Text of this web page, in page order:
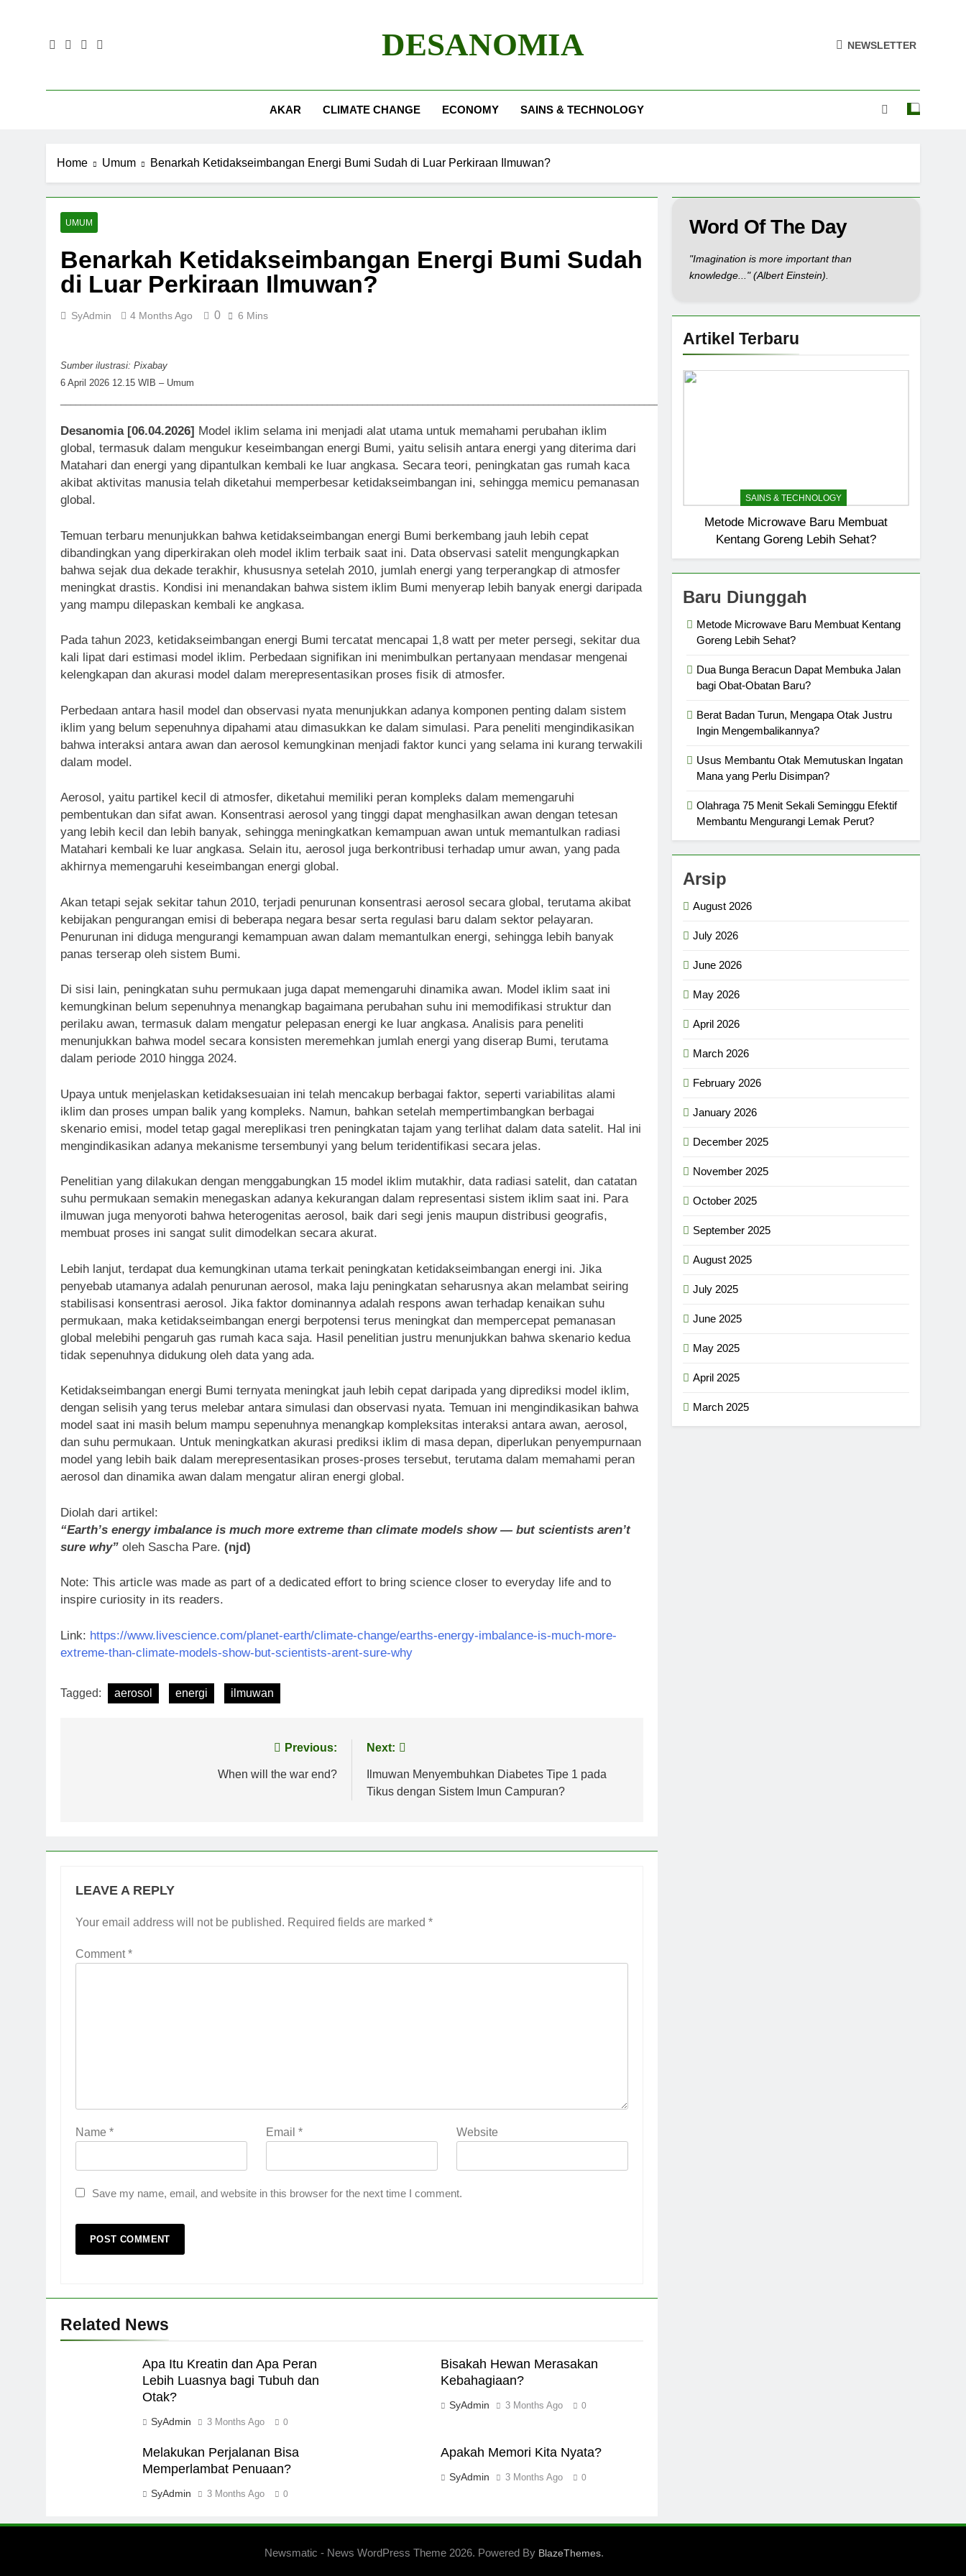
DESANOMIA NEWSLETTER
AKAR CLIMATE CHANGE ECONOMY SAINS & TECHNOLOGY
Home Umum Benarkah Ketidakseimbangan Energi Bumi Sudah di Luar Perkiraan Ilmuwan?
UMUM
Benarkah Ketidakseimbangan Energi Bumi Sudah
di Luar Perkiraan Ilmuwan?
SyAdmin 4 Months Ago 0 6 Mins
Sumber ilustrasi: Pixabay
6 April 2026 12.15 WIB – Umum
Desanomia [06.04.2026] Model iklim selama ini menjadi alat utama untuk memahami perubahan iklim
global, termasuk dalam mengukur keseimbangan energi Bumi, yaitu selisih antara energi yang diterima dari
Matahari dan energi yang dipantulkan kembali ke luar angkasa. Secara teori, peningkatan gas rumah kaca
akibat aktivitas manusia telah diketahui memperbesar ketidakseimbangan ini, sehingga memicu pemanasan
global.
Temuan terbaru menunjukkan bahwa ketidakseimbangan energi Bumi berkembang jauh lebih cepat
dibandingkan yang diperkirakan oleh model iklim terbaik saat ini. Data observasi satelit mengungkapkan
bahwa sejak dua dekade terakhir, khususnya setelah 2010, jumlah energi yang terperangkap di atmosfer
meningkat drastis. Kondisi ini menandakan bahwa sistem iklim Bumi menyerap lebih banyak energi daripada
yang mampu dilepaskan kembali ke angkasa.
Pada tahun 2023, ketidakseimbangan energi Bumi tercatat mencapai 1,8 watt per meter persegi, sekitar dua
kali lipat dari estimasi model iklim. Perbedaan signifikan ini menimbulkan pertanyaan mendasar mengenai
kelengkapan dan akurasi model dalam merepresentasikan proses fisik di atmosfer.
Perbedaan antara hasil model dan observasi nyata menunjukkan adanya komponen penting dalam sistem
iklim yang belum sepenuhnya dipahami atau dimasukkan ke dalam simulasi. Para peneliti mengindikasikan
bahwa interaksi antara awan dan aerosol kemungkinan menjadi faktor kunci yang selama ini kurang terwakili
dalam model.
Aerosol, yaitu partikel kecil di atmosfer, diketahui memiliki peran kompleks dalam memengaruhi
pembentukan dan sifat awan. Konsentrasi aerosol yang tinggi dapat menghasilkan awan dengan tetesan
yang lebih kecil dan lebih banyak, sehingga meningkatkan kemampuan awan untuk memantulkan radiasi
Matahari kembali ke luar angkasa. Selain itu, aerosol juga berkontribusi terhadap umur awan, yang pada
akhirnya memengaruhi keseimbangan energi global.
Akan tetapi sejak sekitar tahun 2010, terjadi penurunan konsentrasi aerosol secara global, terutama akibat
kebijakan pengurangan emisi di beberapa negara besar serta regulasi baru dalam sektor pelayaran.
Penurunan ini diduga mengurangi kemampuan awan dalam memantulkan energi, sehingga lebih banyak
panas terserap oleh sistem Bumi.
Di sisi lain, peningkatan suhu permukaan juga dapat memengaruhi dinamika awan. Model iklim saat ini
kemungkinan belum sepenuhnya menangkap bagaimana perubahan suhu ini memodifikasi struktur dan
perilaku awan, termasuk dalam mengatur pelepasan energi ke luar angkasa. Analisis para peneliti
menunjukkan bahwa model secara konsisten meremehkan jumlah energi yang diserap Bumi, terutama
dalam periode 2010 hingga 2024.
Upaya untuk menjelaskan ketidaksesuaian ini telah mencakup berbagai faktor, seperti variabilitas alami
iklim dan proses umpan balik yang kompleks. Namun, bahkan setelah mempertimbangkan berbagai
skenario emisi, model tetap gagal mereplikasi tren peningkatan tajam yang terlihat dalam data satelit. Hal ini
mengindikasikan adanya mekanisme tersembunyi yang belum teridentifikasi secara jelas.
Penelitian yang dilakukan dengan menggabungkan 15 model iklim mutakhir, data radiasi satelit, dan catatan
suhu permukaan semakin menegaskan adanya kekurangan dalam representasi sistem iklim saat ini. Para
ilmuwan juga menyoroti bahwa heterogenitas aerosol, baik dari segi jenis maupun distribusi geografis,
membuat proses ini sangat sulit dimodelkan secara akurat.
Lebih lanjut, terdapat dua kemungkinan utama terkait peningkatan ketidakseimbangan energi ini. Jika
penyebab utamanya adalah penurunan aerosol, maka laju peningkatan seharusnya akan melambat seiring
stabilisasi konsentrasi aerosol. Jika faktor dominannya adalah respons awan terhadap kenaikan suhu
permukaan, maka ketidakseimbangan energi berpotensi terus meningkat dan mempercepat pemanasan
global melebihi pengaruh gas rumah kaca saja. Hasil penelitian justru menunjukkan bahwa skenario kedua
tidak sepenuhnya didukung oleh data yang ada.
Ketidakseimbangan energi Bumi ternyata meningkat jauh lebih cepat daripada yang diprediksi model iklim,
dengan selisih yang terus melebar antara simulasi dan observasi nyata. Temuan ini mengindikasikan bahwa
model saat ini masih belum mampu sepenuhnya menangkap kompleksitas interaksi antara awan, aerosol,
dan suhu permukaan. Untuk meningkatkan akurasi prediksi iklim di masa depan, diperlukan penyempurnaan
model yang lebih baik dalam merepresentasikan proses-proses tersebut, terutama dalam memahami peran
aerosol dan dinamika awan dalam mengatur aliran energi global.
Diolah dari artikel:
“Earth’s energy imbalance is much more extreme than climate models show — but scientists aren’t
sure why” oleh Sascha Pare. (njd)
Note: This article was made as part of a dedicated effort to bring science closer to everyday life and to
inspire curiosity in its readers.
Link: https://www.livescience.com/planet-earth/climate-change/earths-energy-imbalance-is-much-more-
extreme-than-climate-models-show-but-scientists-arent-sure-why
Tagged: aerosol energi ilmuwan
Previous:
When will the war end?
Next:
Ilmuwan Menyembuhkan Diabetes Tipe 1 pada
Tikus dengan Sistem Imun Campuran?
LEAVE A REPLY
Your email address will not be published. Required fields are marked *
Comment*
Name * Email* Website
Save my name, email, and website in this browser for the next time I comment.
Related News
Apa Itu Kreatin dan Apa Peran
Lebih Luasnya bagi Tubuh dan
Otak?
SyAdmin 3 Months Ago 0
Bisakah Hewan Merasakan
Kebahagiaan?
SyAdmin 3 Months Ago 0
Melakukan Perjalanan Bisa
Memperlambat Penuaan?
SyAdmin 3 Months Ago 0
Apakah Memori Kita Nyata?
SyAdmin 3 Months Ago 0
Word Of The Day
"Imagination is more important than
knowledge..." (Albert Einstein).
Artikel Terbaru
SAINS & TECHNOLOGY
Metode Microwave Baru Membuat
Kentang Goreng Lebih Sehat?
Baru Diunggah
Metode Microwave Baru Membuat Kentang
Goreng Lebih Sehat?
Dua Bunga Beracun Dapat Membuka Jalan
bagi Obat-Obatan Baru?
Berat Badan Turun, Mengapa Otak Justru
Ingin Mengembalikannya?
Usus Membantu Otak Memutuskan Ingatan
Mana yang Perlu Disimpan?
Olahraga 75 Menit Sekali Seminggu Efektif
Membantu Mengurangi Lemak Perut?
Arsip
August 2026
July 2026
June 2026
May 2026
April 2026
March 2026
February 2026
January 2026
December 2025
November 2025
October 2025
September 2025
August 2025
July 2025
June 2025
May 2025
April 2025
March 2025
Newsmatic - News WordPress Theme 2026. Powered By BlazeThemes.